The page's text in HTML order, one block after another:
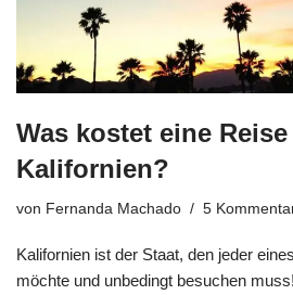
Was kostet eine
Kalifornien?
von Fernanda Machado 5
Kalifornien ist der Staat, den jeder
möchte und unbedingt besuchen